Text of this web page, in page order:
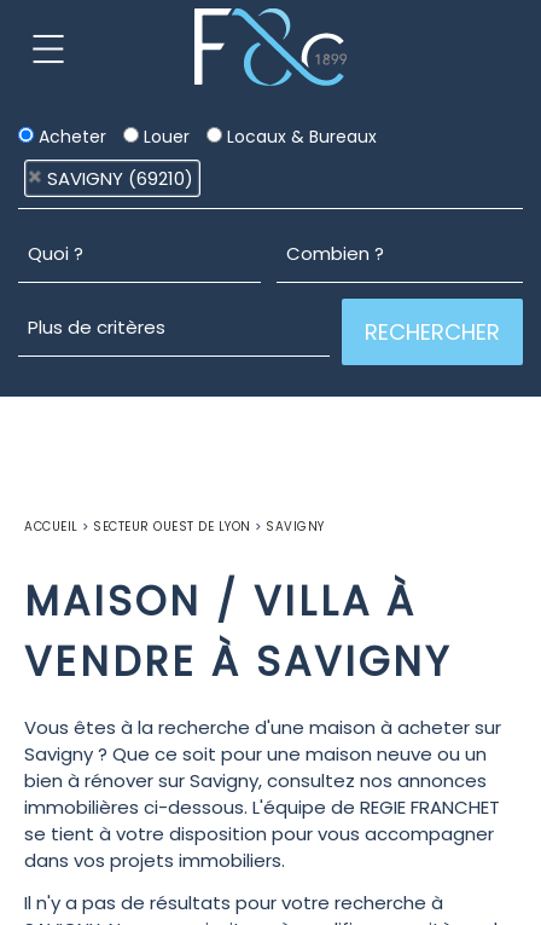
Acheter Louer Locaux & Bureaux
SAVIGNY (69210)
ACCUEIL > SECTEUR OUEST DE LYON > SAVIGNY
MAISON / VILLA À
VENDRE À SAVIGNY
Vous êtes à la recherche d'une maison à acheter sur
Savigny ? Que ce soit pour une maison neuve ou un
bien à rénover sur Savigny, consultez nos annonces
immobilières ci-dessous. L'équipe de REGIE FRANCHET
se tient à votre disposition pour vous accompagner
dans vos projets immobiliers.
Il n'y a pas de résultats pour votre recherche à